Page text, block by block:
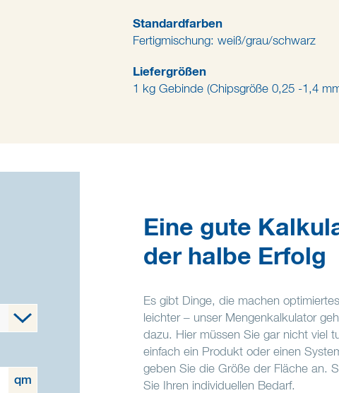
Standardfarben
Fertigmischung: weiß/grau/schwarz
Liefergrößen
1 kg Gebinde (Chipsgröße 0,25 -1,4
qm
Eine gute
der halbe Erfolg
Es gibt Dinge, die machen
leichter – unser Mengenkalkulator
dazu. Hier müssen Sie gar nicht viel
einfach ein Produkt oder einen
geben Sie die Größe der Fläche an.
Sie Ihren individuellen Bedarf.